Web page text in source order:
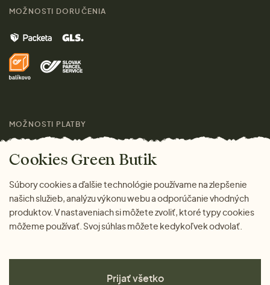
Kontakt
Značky
Pre médiá
Muži
Domov
Darčeky
Doprava a platba
MOŽNOSTI DORUČENIA
MOŽNOSTI PLATBY
Cookies Green Butik
Súbory cookies a ďalšie technológie používame na zlepšenie
našich služieb, analýzu výkonu webu a odporúčanie vhodných
produktov. V nastaveniach si môžete zvoliť, ktoré typy cookies
môžeme používať. Svoj súhlas môžete kedykoľvek odvolať.
Prijať všetko